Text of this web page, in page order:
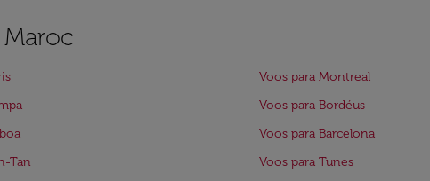
Voos para Montreal
Voos para Bordéus
Voos para Barcelona
Tan
Voos para Tunes